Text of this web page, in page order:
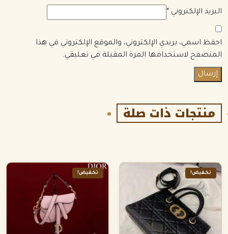
البريد الإلكتروني *
احفظ اسمي، بريدي الإلكتروني، والموقع الإلكتروني في هذا
المتصفح لاستخدامها المرة المقبلة في تعليقي.
منتجات ذات صلة
تخفيض! تخفيض!